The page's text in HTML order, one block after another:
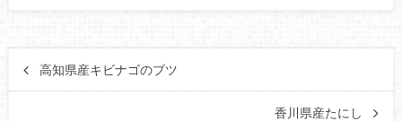
高知県産キビナゴのブツ
香川県産たにし